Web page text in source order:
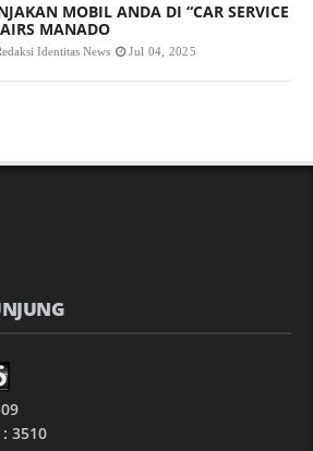
MOBIL ANDA DI “CAR SERVICE
MANADO
Identitas News Jul 04, 2025
3510